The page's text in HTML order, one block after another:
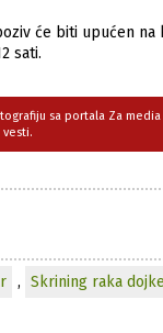
će biti upućen
sati.
sa portala Za
, Skrining raka dojke